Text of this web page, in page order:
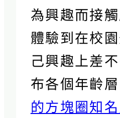
為興趣而接
體驗到在校
己興趣上差
布各個年齡
的方塊圈知